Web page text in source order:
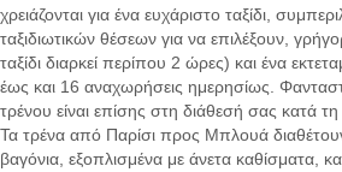
χρειάζονται για ένα ευχάριστο ταξίδι,
ταξιδιωτικών θέσεων για να επιλέξουν,
ταξίδι διαρκεί περίπου 2 ώρες) και ένα
έως και 16 αναχωρήσεις ημερησίως.
τρένου είναι επίσης στη διάθεσή σας κατά τη
Τα τρένα από Παρίσι προς Μπλουά
βαγόνια, εξοπλισμένα με άνετα καθίσματα,